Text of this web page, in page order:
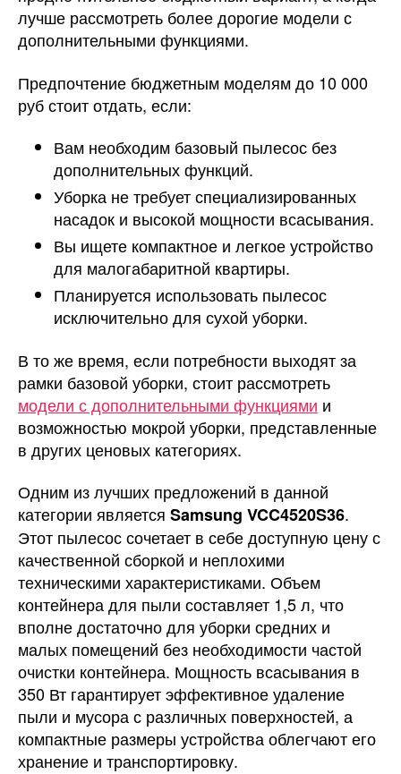
лучше рассмотреть более дорогие модели с
дополнительными функциями.
Предпочтение бюджетным моделям до 10 000
руб стоит отдать, если:
Вам необходим базовый пылесос без
дополнительных функций.
Уборка не требует специализированных
насадок и высокой мощности всасывания.
Вы ищете компактное и легкое устройство
для малогабаритной квартиры.
Планируется использовать пылесос
исключительно для сухой уборки.
В то же время, если потребности выходят за
рамки базовой уборки, стоит рассмотреть
модели с дополнительными функциями и
возможностью мокрой уборки, представленные
в других ценовых категориях.
Одним из лучших предложений в данной
категории является Samsung VCC4520S36.
Этот пылесос сочетает в себе доступную цену с
качественной сборкой и неплохими
техническими характеристиками. Объем
контейнера для пыли составляет 1,5 л, что
вполне достаточно для уборки средних и
малых помещений без необходимости частой
очистки контейнера. Мощность всасывания в
350 Вт гарантирует эффективное удаление
пыли и мусора с различных поверхностей, а
компактные размеры устройства облегчают его
хранение и транспортировку.